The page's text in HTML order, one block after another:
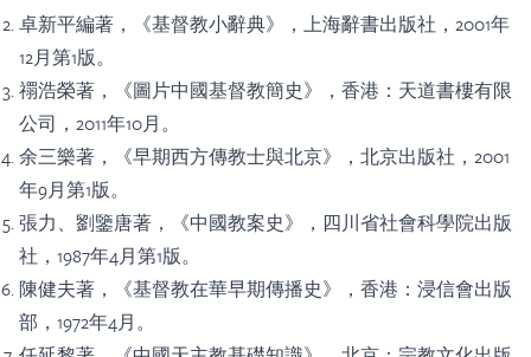
卓新平編著，《基督教小辭典》，上海辭書出版社，2001年
12月第1版。
禤浩榮著，《圖片中國基督教簡史》，香港：天道書樓有限
公司，2011年10月。
余三樂著，《早期西方傳教士與北京》，北京出版社，2001
年9月第1版。
張力、劉鑒唐著，《中國教案史》，四川省社會科學院出版
社，1987年4月第1版。
陳健夫著，《基督教在華早期傳播史》，香港：浸信會出版
部，1972年4月。